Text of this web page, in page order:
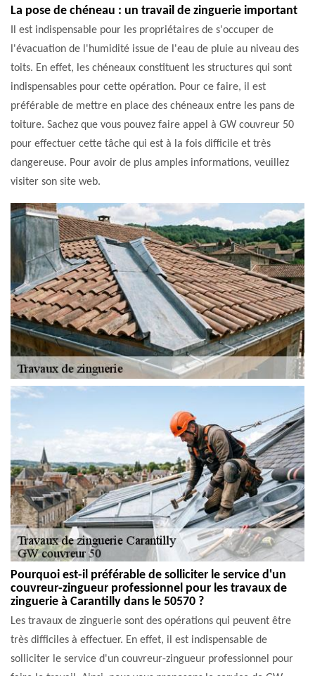
La pose de chéneau : un travail de zinguerie important
Il est indispensable pour les propriétaires de s'occuper de
l'évacuation de l'humidité issue de l'eau de pluie au niveau des
toits. En effet, les chéneaux constituent les structures qui sont
indispensables pour cette opération. Pour ce faire, il est
préférable de mettre en place des chéneaux entre les pans de
toiture. Sachez que vous pouvez faire appel à GW couvreur 50
pour effectuer cette tâche qui est à la fois difficile et très
dangereuse. Pour avoir de plus amples informations, veuillez
visiter son site web.
Pourquoi est-il préférable de solliciter le service d'un
couvreur-zingueur professionnel pour les travaux de
zinguerie à Carantilly dans le 50570 ?
Les travaux de zinguerie sont des opérations qui peuvent être
très difficiles à effectuer. En effet, il est indispensable de
solliciter le service d'un couvreur-zingueur professionnel pour